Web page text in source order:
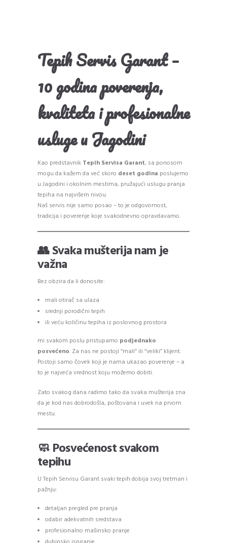
Tepih Servis Garant –
10 godina poverenja,
kvaliteta i profesionalne
usluge u Jagodini
Kao predstavnik Tepih Servisa Garant, sa ponosom
mogu da kažem da već skoro deset godina poslujemo
u Jagodini i okolnim mestima, pružajući uslugu pranja
tepiha na najvišem nivou.
Naš servis nije samo posao – to je odgovornost,
tradicija i poverenje koje svakodnevno opravdavamo.
👥 Svaka mušterija nam je
važna
Bez obzira da li donosite:
mali otirač sa ulaza
srednji porodični tepih
ili veću količinu tepiha iz poslovnog prostora
mi svakom poslu pristupamo podjednako
posvećeno. Za nas ne postoji “mali” ili “veliki” klijent.
Postoji samo čovek koji je nama ukazao poverenje – a
to je najveća vrednost koju možemo dobiti.
Zato svakog dana radimo tako da svaka mušterija zna
da je kod nas dobrodošla, poštovana i uvek na prvom
mestu.
🧼 Posvećenost svakom
tepihu
U Tepih Servisu Garant svaki tepih dobija svoj tretman i
pažnju:
detaljan pregled pre pranja
odabir adekvatnih sredstava
profesionalno mašinsko pranje